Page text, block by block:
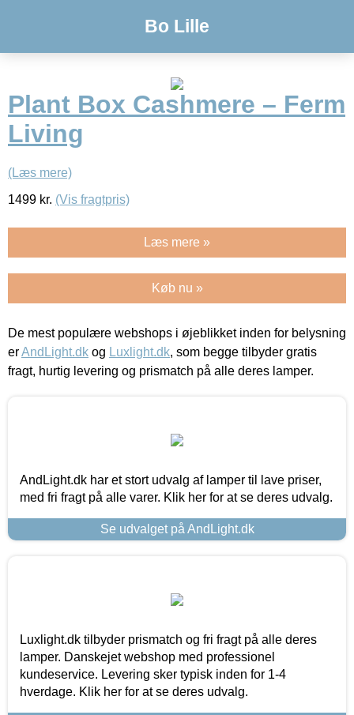
Bo Lille
Plant Box Cashmere – Ferm
Living
(Læs mere)
1499 kr. (Vis fragtpris)
Læs mere »
Køb nu »
De mest populære webshops i øjeblikket inden for belysning
erAndLight.dk og Luxlight.dk, som begge tilbyder gratis
fragt, hurtig levering og prismatch på alle deres lamper.
AndLight.dk har et stort udvalg af lamper til lave priser,
med fri fragt på alle varer. Klik her for at se deres udvalg.
Se udvalget på AndLight.dk
Luxlight.dk tilbyder prismatch og fri fragt på alle deres
lamper. Danskejet webshop med professionel
kundeservice. Levering sker typisk inden for 1-4
hverdage. Klik her for at se deres udvalg.